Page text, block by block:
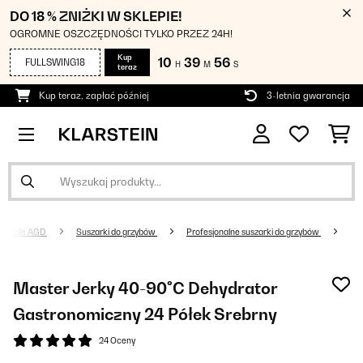
DO 18 % ZNIŻKI W SKLEPIE!
OGROMNE OSZCZĘDNOŚCI TYLKO PRZEZ 24H!
FULLSWING18
Kup
teraz
10 H 39 M 56 S
Kup teraz, zapłać później 3-letnia gwarancja
Małe AGD Suszarki do grzybów Profesjonalne suszarki do grzybów
Master Jerky 40-90°C Dehydrator
Gastronomiczny 24 Półek Srebrny
24 Oceny